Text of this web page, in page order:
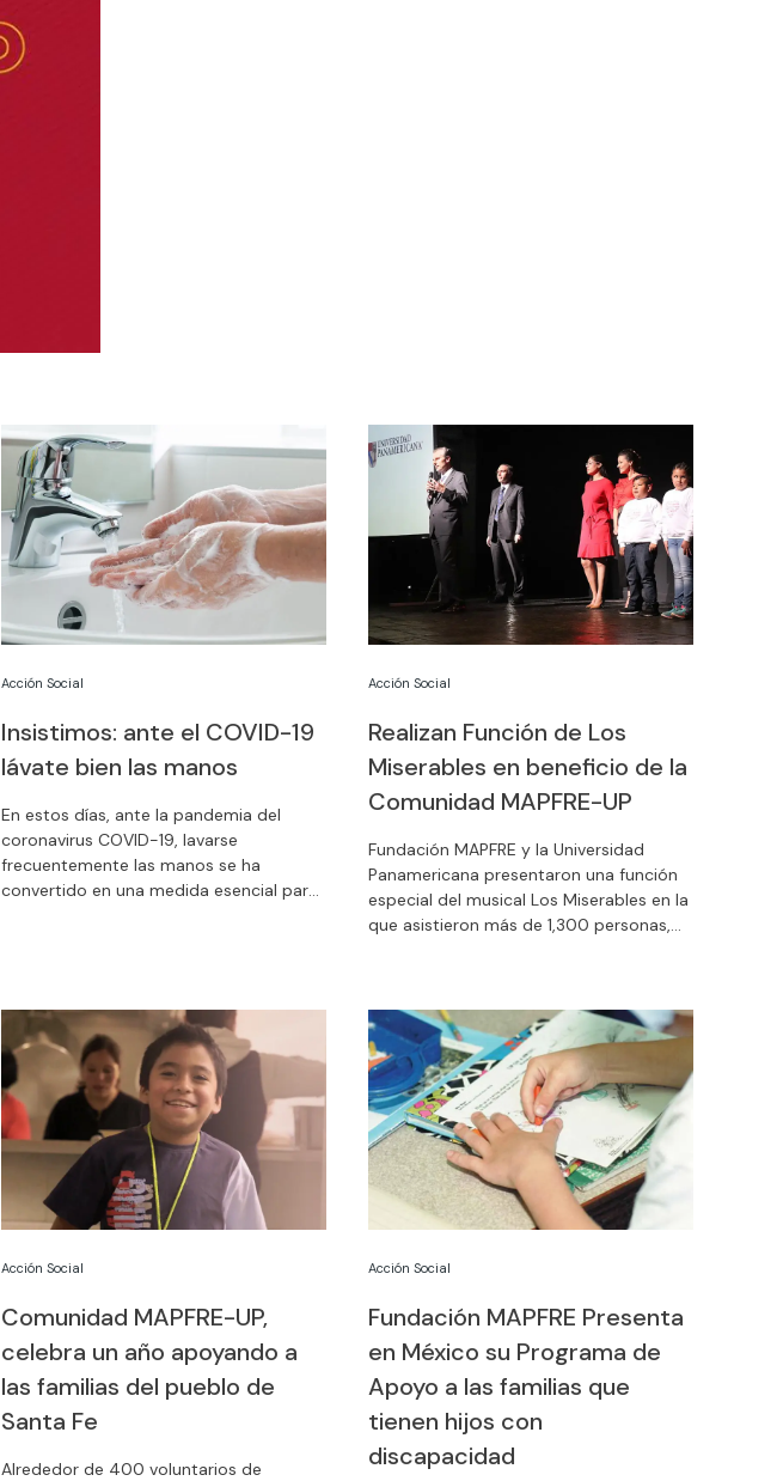
Insistimos: ante el COVID-19
lávate bien las manos
Acción Social
En estos días, ante la pandemia del
coronavirus COVID-19, lavarse
frecuentemente las manos se ha
convertido en una medida esencial para
efectiva. Te indicamos los pasos a seguir.
Realizan Función de Los
Miserables en beneficio de la
Comunidad MAPFRE-UP
Acción Social
Fundación MAPFRE y la Universidad
Panamericana presentaron una función
especial del musical Los Miserables en la
que asistieron más de 1,300 personas,
Comunidad MAPFRE-UP,
celebra un año apoyando a
las familias del pueblo de
Santa Fe
Acción Social
Alrededor de 400 voluntarios de
Fundación MAPFRE Presenta
en México su Programa de
Apoyo a las familias que
tienen hijos con
discapacidad
Acción Social